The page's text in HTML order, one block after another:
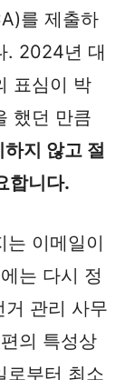
를 제출하
. 2024년 대
표심이 박
했던 만큼
지 않고 절
합니다.
는 이메일이
는 다시 정
관리 사무
의 특성상
로부터 최소